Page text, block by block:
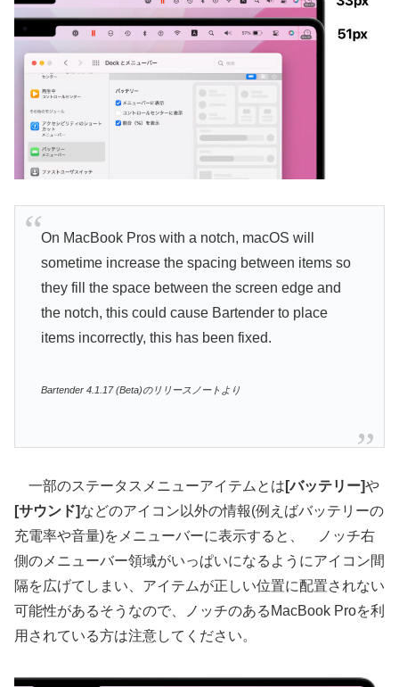
On MacBook Pros with a notch, macOS will
sometime increase the spacing between items so
they fill the space between the screen edge and
the notch, this could cause Bartender to place
items incorrectly, this has been fixed.
Bartender 4.1.17 (Beta)のリリースノートより
一部のステータスメニューアイテムとは [バッテリー]や
[サウンド]などのアイコン以外の情報(例えばバッテリーの
充電率や音量)をメニューバーに表示すると、 ノッチ右
側のメニューバー領域がいっぱいになるようにアイコン間
隔を広げてしまい、アイテムが正しい位置に配置されない
可能性があるそうなので、ノッチのあるMacBook Proを利
用されている方は注意してください。